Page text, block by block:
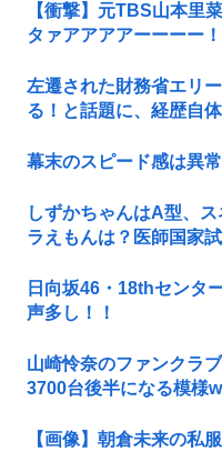
【衝撃】元TBS山本里
タァアアアアーーーー！
左遷された財務省エリ
る！と話題に、経歴自
幕末のスピード感は異常
しずかちゃんはA型、
ラえもんは？医師国家
日向坂46・18thセンタ
声多し！！
山崎怜奈のファンクラ
3700台後半になる模様
【画像】朝倉未来の私